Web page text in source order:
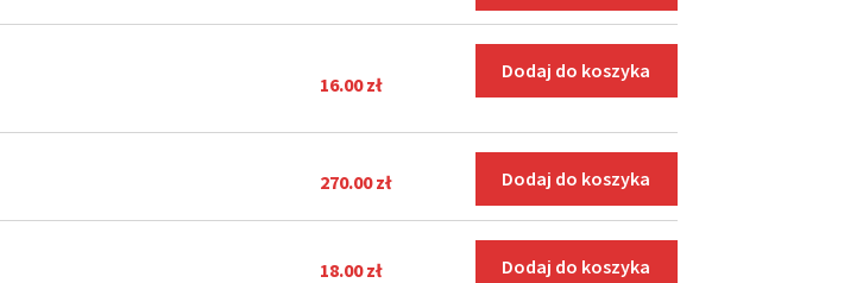
16.00zł
Dodaj do koszyka
270.00zł Dodaj do koszyka
18.00zł Dodaj do koszyka